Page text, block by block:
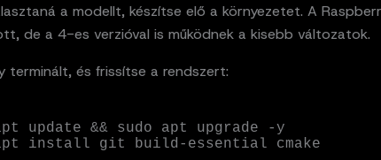
a modellt, készítse elő a környezetet. A
de a 4-es verzióval is működnek a kisebb változatok.
terminált, és frissítse a rendszert:
update && sudo apt upgrade -y
install git build-essential cmake